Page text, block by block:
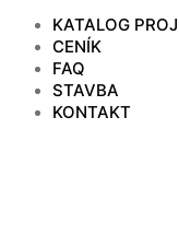
KATALOG
CENÍK
FAQ
STAVBA
KONTAKT